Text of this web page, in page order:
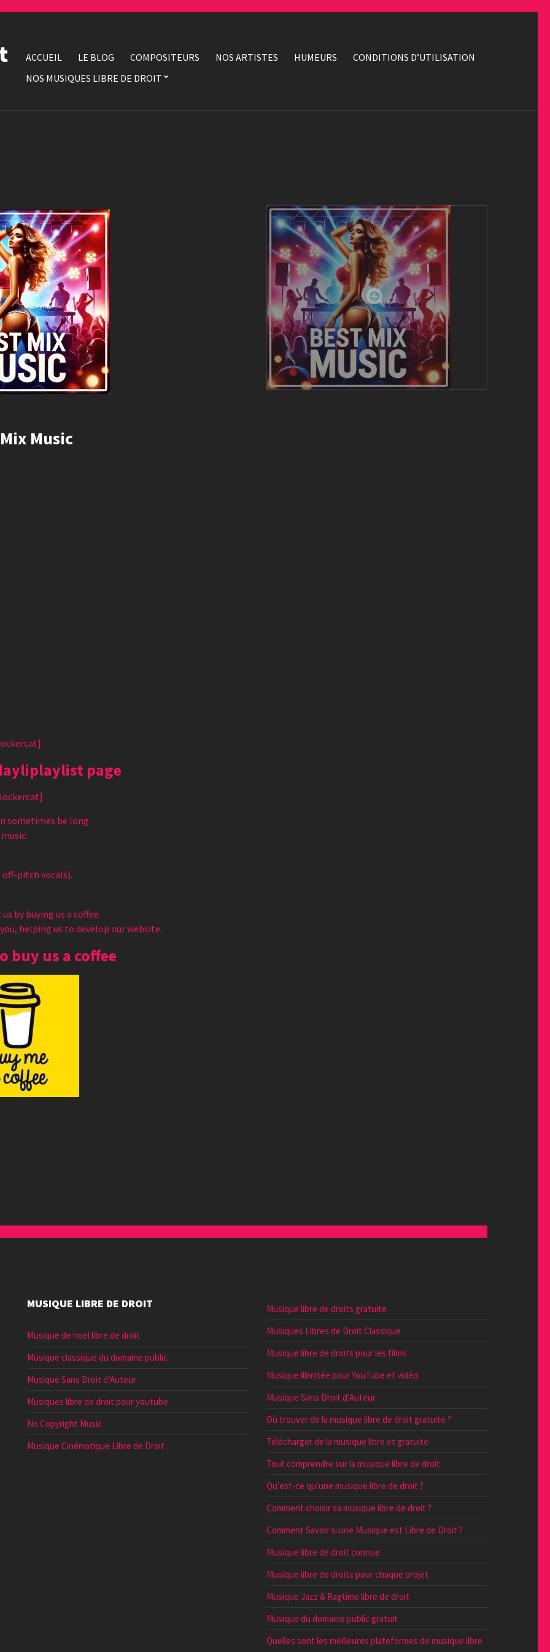
ACCUEIL LE BLOG COMPOSITEURS NOS ARTISTES HUMEURS
CONDITIONS D’UTILISATION
NOS MUSIQUES LIBRE DE DROIT
Music
page
sometimes be long.
pitch vocals).
by buying us a coffee.
helping us to develop our website.
buy us a coffee
MUSIQUE LIBRE DE DROIT
Musique de noël libre de droit
Musique classique du domaine public
Musique Sans Droit d’Auteur
Musiques libre de droit pour youtube
No Copyright Music
Musique Cinématique Libre de Droit
Musique libre de droits gratuite
Musiques Libres de Droit Classique
Musique libre de droits pour les films
Musique illimitée pour YouTube et vidéo
Musique Sans Droit d’Auteur
Où trouver de la musique libre de droit gratuite ?
Télécharger de la musique libre et gratuite
Tout comprendre sur la musique libre de droit
Qu’est-ce qu’une musique libre de droit ?
Comment choisir sa musique libre de droit ?
Comment Savoir si une Musique est Libre de Droit ?
Musique libre de droit connue
Musique libre de droits pour chaque projet
Musique Jazz & Ragtime libre de droit
Musique du domaine public gratuit
Quelles sont les meilleures plateformes de musique libre